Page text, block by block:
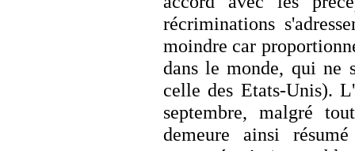
récriminations
moindre car
dans le monde, qui ne
celle des Etats-Unis).
septembre, malgré
demeure ainsi